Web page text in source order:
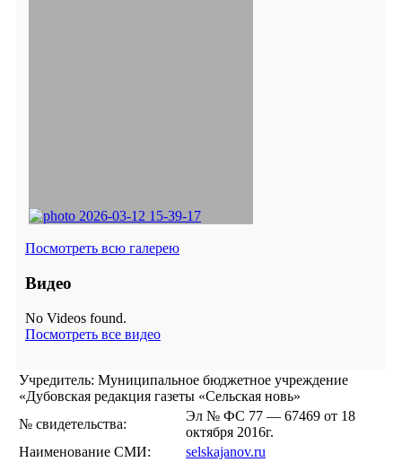
Посмотреть всю галерею
Видео
No Videos found.
Посмотреть все видео
Учредитель: Муниципальное бюджетное учреждение
«Дубовская редакция газеты «Сельская новь»
№ свидетельства:
Эл № ФС 77 — 67469 от 18
октября 2016г.
Наименование СМИ:
selskajanov.ru